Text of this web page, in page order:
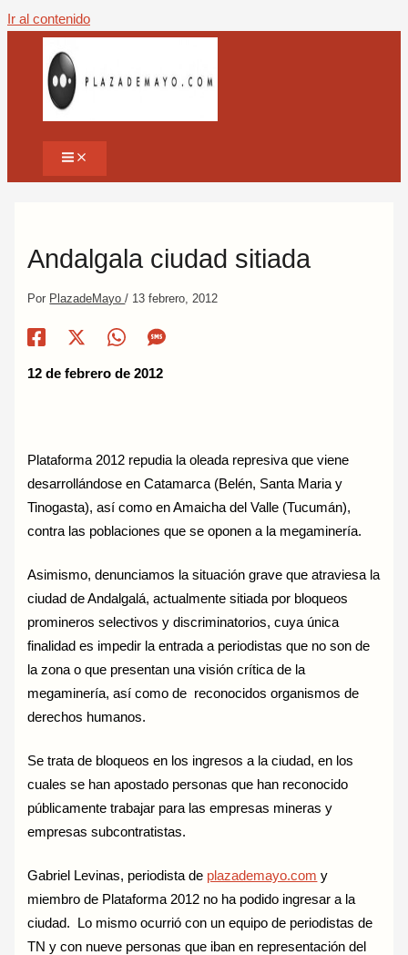
Ir al contenido
Andalgala ciudad sitiada
Por PlazadeMayo/ 13 febrero, 2012
12 de febrero de 2012
Plataforma 2012 repudia la oleada represiva que viene
desarrollándose en Catamarca (Belén, Santa Maria y
Tinogasta), así como en Amaicha del Valle (Tucumán),
contra las poblaciones que se oponen a la megaminería.
Asimismo, denunciamos la situación grave que atraviesa la
ciudad de Andalgalá, actualmente sitiada por bloqueos
promineros selectivos y discriminatorios, cuya única
finalidad es impedir la entrada a periodistas que no son de
la zona o que presentan una visión crítica de la
megaminería, así como de reconocidos organismos de
derechos humanos.
Se trata de bloqueos en los ingresos a la ciudad, en los
cuales se han apostado personas que han reconocido
públicamente trabajar para las empresas mineras y
empresas subcontratistas.
Gabriel Levinas, periodista de plazademayo.com y
miembro de Plataforma 2012 no ha podido ingresar a la
ciudad. Lo mismo ocurrió con un equipo de periodistas de
TN y con nueve personas que iban en representación del